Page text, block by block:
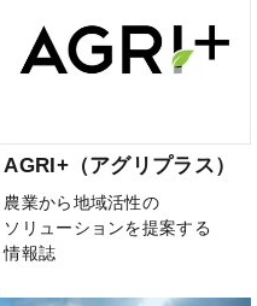
AGRI+（アグリプラス）
農業から地域活性の
ソリューションを提案する
情報誌